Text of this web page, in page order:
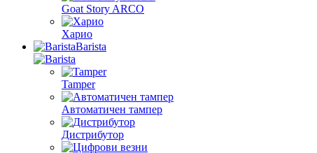
Goat Story ARCO
Харио
Barista
Tamper
Автоматичен тампер
Дистрибутор